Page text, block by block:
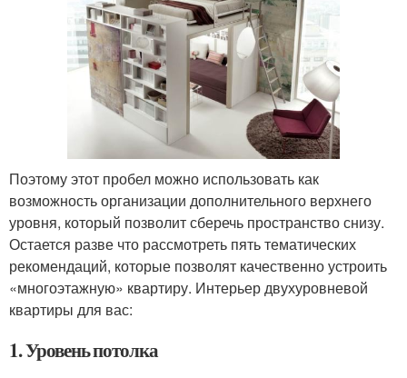
Поэтому этот пробел можно использовать как
возможность организации дополнительного верхнего
уровня, который позволит сберечь пространство снизу.
Остается разве что рассмотреть пять тематических
рекомендаций, которые позволят качественно устроить
«многоэтажную» квартиру. Интерьер двухуровневой
квартиры для вас:
1. Уровень потолка